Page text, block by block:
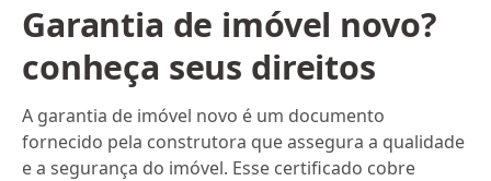
Garantia de imóvel novo?
conheça seus direitos
A garantia de imóvel novo é um documento
fornecido pela construtora que assegura a qualidade
e a segurança do imóvel. Esse certificado cobre